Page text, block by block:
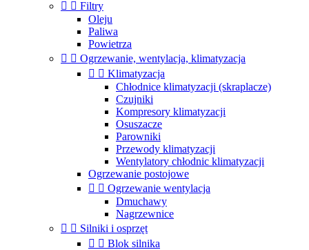
  Filtry
Oleju
Paliwa
Powietrza
  Ogrzewanie, wentylacja, klimatyzacja
  Klimatyzacja
Chłodnice klimatyzacji (skraplacze)
Czujniki
Kompresory klimatyzacji
Osuszacze
Parowniki
Przewody klimatyzacji
Wentylatory chłodnic klimatyzacji
Ogrzewanie postojowe
  Ogrzewanie wentylacja
Dmuchawy
Nagrzewnice
  Silniki i osprzęt
  Blok silnika